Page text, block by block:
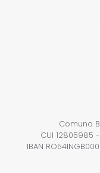
Comuna
CUI 12805985
IBAN